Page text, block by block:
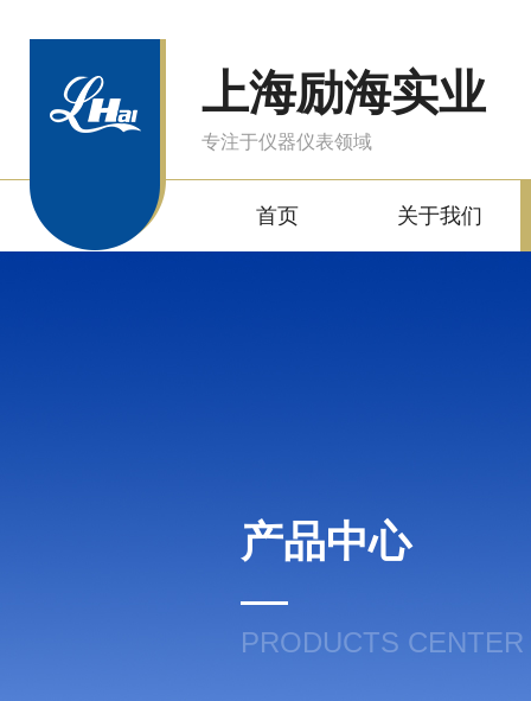
上海励海实业
专注于仪器仪表领域
首页 关于我们
产品中心
PRODUCTS CENTER